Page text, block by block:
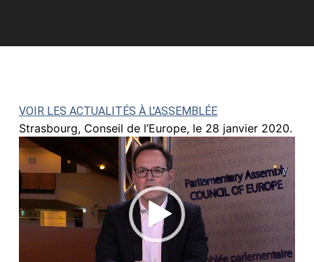
VOIR LES ACTUALITÉS À L'ASSEMBLÉE
Strasbourg, Conseil de l’Europe, le 28 janvier 2020.
Lecteur
vidéo